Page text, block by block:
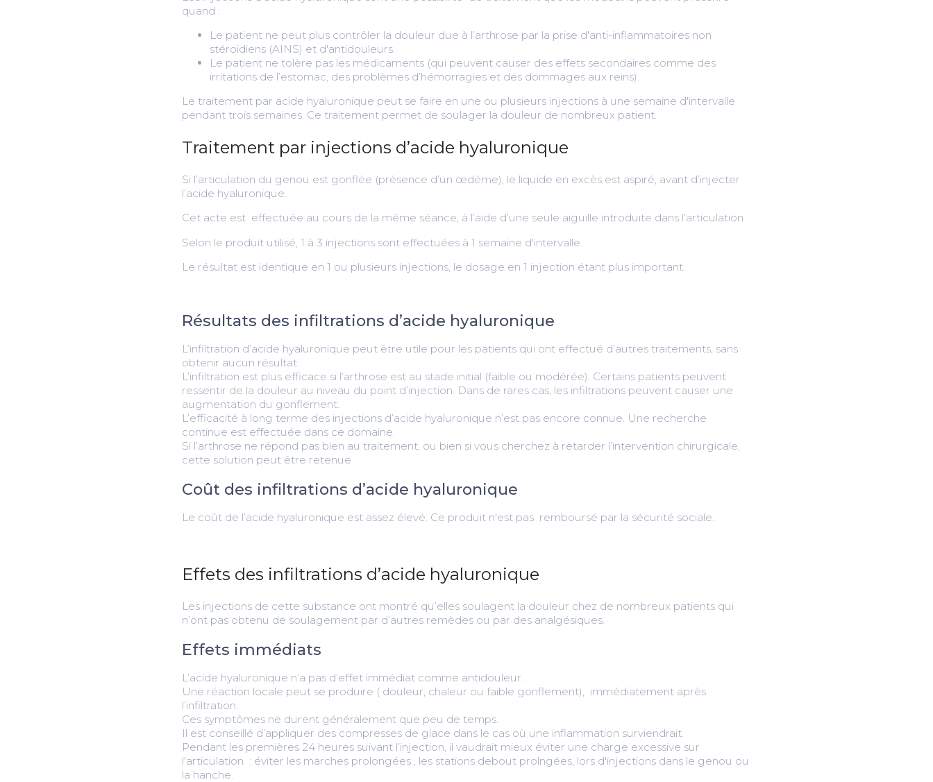
quand :
Le patient ne peut plus contrôler la douleur due à l’arthrose par la prise d'anti-inflammatoires non
stéroïdiens (AINS) et d'antidouleurs.
Le patient ne tolère pas les médicaments (qui peuvent causer des effets secondaires comme des
irritations de l’estomac, des problèmes d’hémorragies et des dommages aux reins).
Le traitement par acide hyaluronique peut se faire en une ou plusieurs injections à une semaine d'intervalle
pendant trois semaines. Ce traitement permet de soulager la douleur de nombreux patient.
Traitement par injections d’acide hyaluronique
Si l’articulation du genou est gonflée (présence d’un œdème), le liquide en excès est aspiré, avant d’injecter
l’acide hyaluronique.
Cet acte est effectuée au cours de la même séance, à l’aide d’une seule aiguille introduite dans l’articulation
Selon le produit utilisé, 1 à 3 injections sont effectuées à 1 semaine d'intervalle.
Le résultat est identique en 1 ou plusieurs injections, le dosage en 1 injection étant plus important.
Résultats des infiltrations d’acide hyaluronique
L’infiltration d’acide hyaluronique peut être utile pour les patients qui ont effectué d’autres traitements, sans
obtenir aucun résultat.
L’infiltration est plus efficace si l’arthrose est au stade initial (faible ou modérée). Certains patients peuvent
ressentir de la douleur au niveau du point d’injection. Dans de rares cas, les infiltrations peuvent causer une
augmentation du gonflement.
L’efficacité à long terme des injections d’acide hyaluronique n’est pas encore connue. Une recherche
continue est effectuée dans ce domaine.
Si l’arthrose ne répond pas bien au traitement, ou bien si vous cherchez à retarder l’intervention chirurgicale,
cette solution peut être retenue
Coût des infiltrations d’acide hyaluronique
Le coût de l’acide hyaluronique est assez élevé. Ce produit n'est pas remboursé par la sécurité sociale.
Effets des infiltrations d’acide hyaluronique
Les injections de cette substance ont montré qu’elles soulagent la douleur chez de nombreux patients qui
n’ont pas obtenu de soulagement par d’autres remèdes ou par des analgésiques.
Effets immédiats
L’acide hyaluronique n’a pas d’effet immédiat comme antidouleur.
Une réaction locale peut se produire ( douleur, chaleur ou faible gonflement), immédiatement après
l’infiltration.
Ces symptômes ne durent généralement que peu de temps.
Il est conseillé d’appliquer des compresses de glace dans le cas où une inflammation surviendrait.
Pendant les premières 24 heures suivant l’injection, il vaudrait mieux éviter une charge excessive sur
l'articulation : éviter les marches prolongées , les stations debout prolngées, lors d'injections dans le genou ou
la hanche.